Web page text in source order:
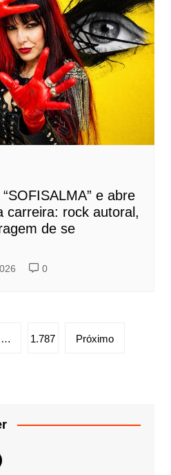
e abre
carreira: rock autoral,
de se
0
… 1.787 Próximo